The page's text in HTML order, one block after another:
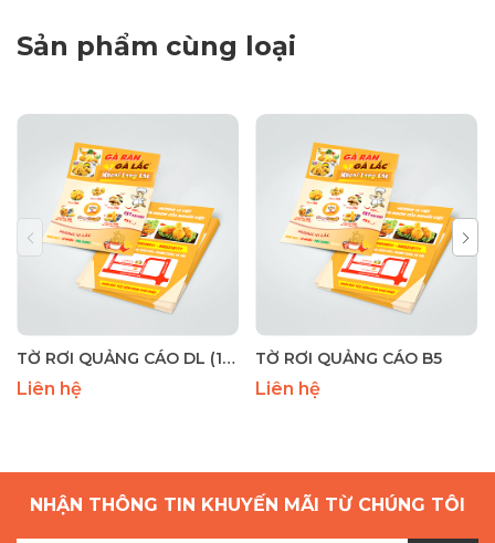
Sản phẩm cùng loại
TỜ RƠI QUẢNG CÁO DL (10x20cm)
Liên hệ
TỜ RƠI QUẢNG CÁO B5
Liên hệ
NHẬN THÔNG TIN KHUYẾN MÃI TỪ CHÚNG TÔI